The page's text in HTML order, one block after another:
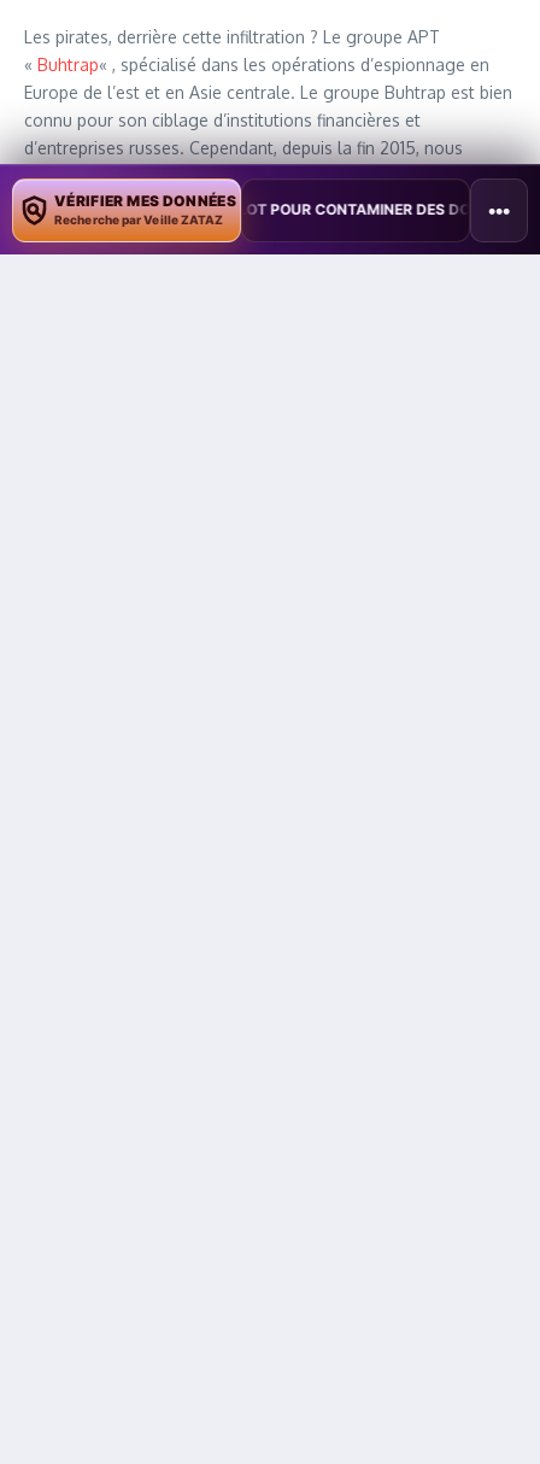
Les pirates, derrière cette infiltration ? Le groupe APT
« Buhtrap« , spécialisé dans les opérations d’espionnage en
Europe de l’est et en Asie centrale. Le groupe Buhtrap est bien
connu pour son ciblage d’institutions financières et
d’entreprises russes. Cependant, depuis la fin 2015, nous
assistons à une évolution intéressante : alors que les outils
utilisés jusqu’à présent par le groupe n’avaient qu’une vocation
purement criminelle (et lucrative, donc), ceux-ci ont été enrichis
de logiciels malveillants dédiés à l’espionnage.
VÉRIFIER MES DONNÉES
Recherche par Veille ZATAZ
COPILOT POUR CONTAMINER DES DOCUMENTS • TAÏWAN
•••